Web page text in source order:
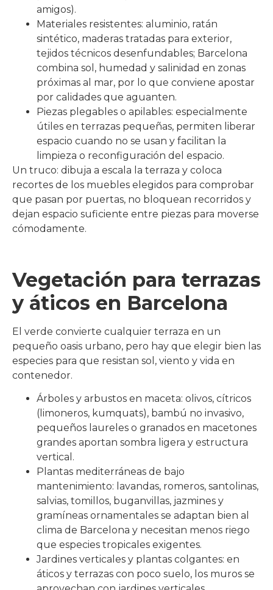
amigos).
Materiales resistentes: aluminio, ratán
sintético, maderas tratadas para exterior,
tejidos técnicos desenfundables; Barcelona
combina sol, humedad y salinidad en zonas
próximas al mar, por lo que conviene apostar
por calidades que aguanten.
Piezas plegables o apilables: especialmente
útiles en terrazas pequeñas, permiten liberar
espacio cuando no se usan y facilitan la
limpieza o reconfiguración del espacio.
Un truco: dibuja a escala la terraza y coloca
recortes de los muebles elegidos para comprobar
que pasan por puertas, no bloquean recorridos y
dejan espacio suficiente entre piezas para moverse
cómodamente.
Vegetación para terrazas
y áticos en Barcelona
El verde convierte cualquier terraza en un
pequeño oasis urbano, pero hay que elegir bien las
especies para que resistan sol, viento y vida en
contenedor.
Árboles y arbustos en maceta: olivos, cítricos
(limoneros, kumquats), bambú no invasivo,
pequeños laureles o granados en macetones
grandes aportan sombra ligera y estructura
vertical.
Plantas mediterráneas de bajo
mantenimiento: lavandas, romeros, santolinas,
salvias, tomillos, buganvillas, jazmines y
gramíneas ornamentales se adaptan bien al
clima de Barcelona y necesitan menos riego
que especies tropicales exigentes.
Jardines verticales y plantas colgantes: en
áticos y terrazas con poco suelo, los muros se